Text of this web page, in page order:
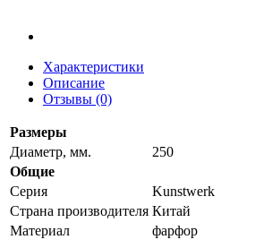
Характеристики
Описание
Отзывы (0)
Размеры
Диаметр, мм.
250
Общие
Серия
Kunstwerk
Страна производителя Китай
Материал
фарфор